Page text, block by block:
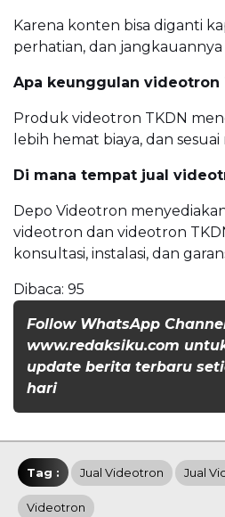
Karena konten bisa diganti
perhatian, dan jangkauannya
Apa keunggulan videotron
Produk videotron TKDN
lebih hemat biaya, dan
Di mana tempat jual
Depo Videotron
videotron dan videotron
konsultasi, instalasi, dan
Dibaca: 95
Follow WhatsApp
www.redaksiku.com
update berita terbaru
hari
Tag : Jual Videotron Jual
Videotron